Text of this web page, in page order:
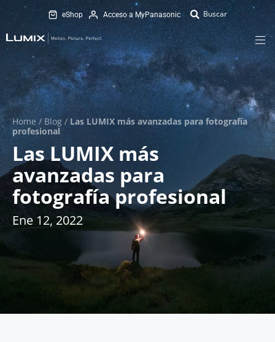
eShop Acceso a MyPanasonic
Home / Blog / Las LUMIX más avanzadas para fotografía
profesional
Las LUMIX más
avanzadas para
fotografía profesional
Ene 12, 2022